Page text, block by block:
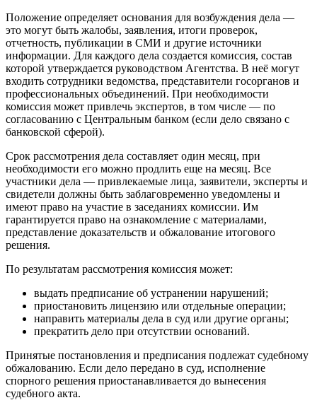
Положение определяет основания для возбуждения дела —
это могут быть жалобы, заявления, итоги проверок,
отчетность, публикации в СМИ и другие источники
информации. Для каждого дела создается комиссия, состав
которой утверждается руководством Агентства. В неё могут
входить сотрудники ведомства, представители госорганов и
профессиональных объединений. При необходимости
комиссия может привлечь экспертов, в том числе — по
согласованию с Центральным банком (если дело связано с
банковской сферой).
Срок рассмотрения дела составляет один месяц, при
необходимости его можно продлить еще на месяц. Все
участники дела — привлекаемые лица, заявители, эксперты и
свидетели должны быть заблаговременно уведомлены и
имеют право на участие в заседаниях комиссии. Им
гарантируется право на ознакомление с материалами,
представление доказательств и обжалование итогового
решения.
По результатам рассмотрения комиссия может:
выдать предписание об устранении нарушений;
приостановить лицензию или отдельные операции;
направить материалы дела в суд или другие органы;
прекратить дело при отсутствии оснований.
Принятые постановления и предписания подлежат судебному
обжалованию. Если дело передано в суд, исполнение
спорного решения приостанавливается до вынесения
судебного акта.